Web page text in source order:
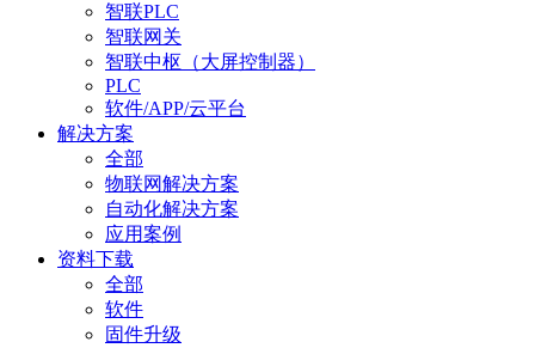
智联PLC
智联网关
智联中枢（大屏控制器）
PLC
软件/APP/云平台
解决方案
全部
物联网解决方案
自动化解决方案
应用案例
资料下载
全部
软件
固件升级